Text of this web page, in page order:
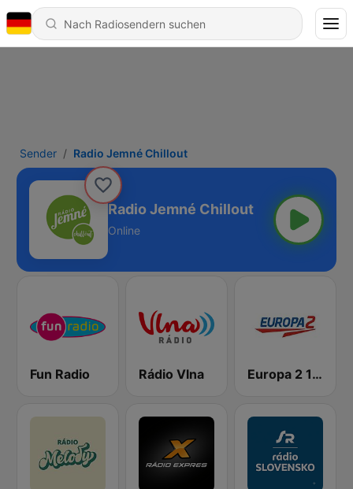
Sender Radio Jemné Chillout
Radio Jemné Chillout
Online
Fun Radio Rádio Vlna Europa 2 104.8 FM